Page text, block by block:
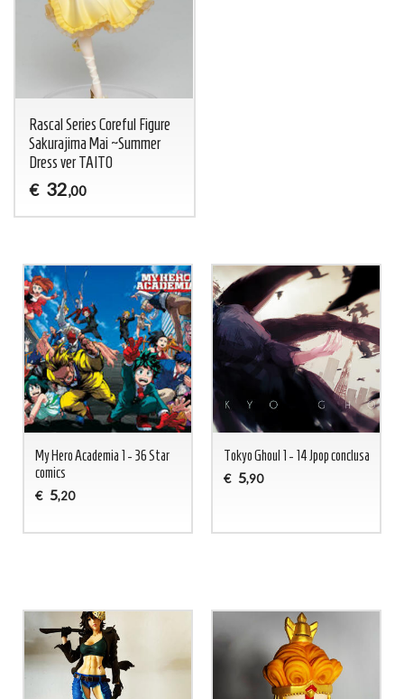
Rascal Series Coreful Figure
Sakurajima Mai ~Summer
Dress ver TAITO
€ 32,00
My Hero Academia 1 - 36 Star
comics
€ 5,20
Tokyo Ghoul 1 - 14 Jpop conclusa
€ 5,90